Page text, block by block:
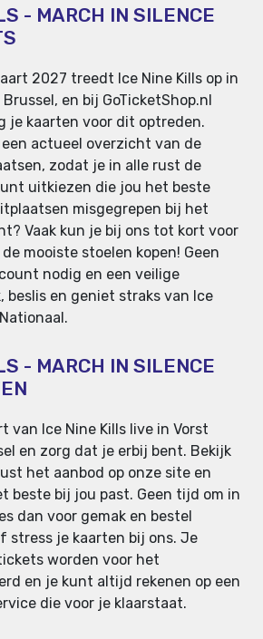
- MARCH IN SILENCE
2027 treedt Ice Nine Kills op in
en bij GoTicketShop.nl
je kaarten voor dit optreden.
actueel overzicht van de
zodat je in alle rust de
uitkiezen die jou het beste
misgegrepen bij het
Vaak kun je bij ons tot kort voor
mooiste stoelen kopen! Geen
nodig en een veilige
beslis en geniet straks van Ice
- MARCH IN SILENCE
van Ice Nine Kills live in Vorst
en zorg dat je erbij bent. Bekijk
het aanbod op onze site en
beste bij jou past. Geen tijd om in
dan voor gemak en bestel
stress je kaarten bij ons. Je
worden voor het
en je kunt altijd rekenen op een
die voor je klaarstaat.